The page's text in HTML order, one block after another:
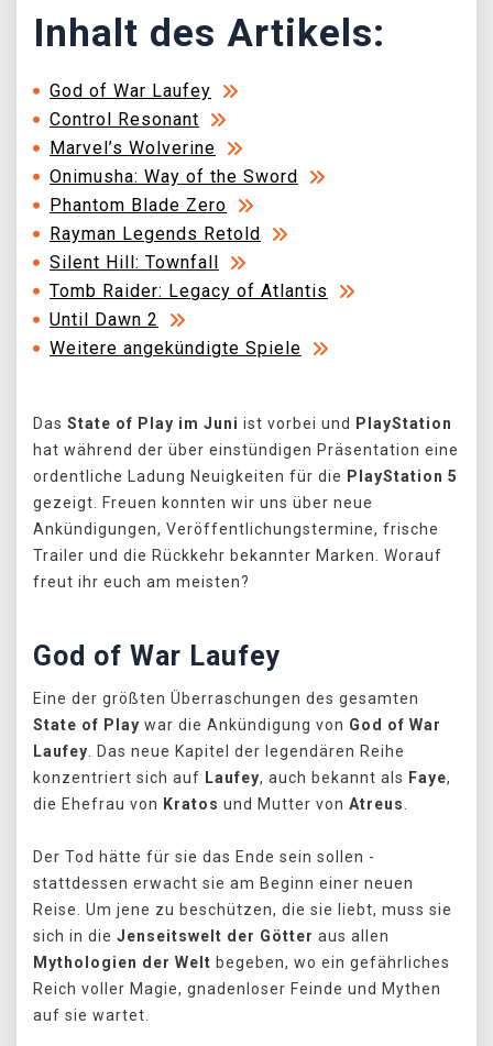
Inhalt des Artikels:
God of War Laufey
Control Resonant
Marvel’s Wolverine
Onimusha: Way of the Sword
Phantom Blade Zero
Rayman Legends Retold
Silent Hill: Townfall
Tomb Raider: Legacy of Atlantis
Until Dawn 2
Weitere angekündigte Spiele
Das State of Play im Juni ist vorbei und
PlayStation
hat während der über einstündigen Präsentation eine
ordentliche Ladung Neuigkeiten für die PlayStation 5
gezeigt. Freuen konnten wir uns über neue
Ankündigungen, Veröffentlichungstermine, frische
Trailer und die Rückkehr bekannter Marken. Worauf
freut ihr euch am meisten?
God of War Laufey
Eine der größten Überraschungen des gesamten
State of Play war die Ankündigung von God of War
Laufey . Das neue Kapitel der legendären Reihe
konzentriert sich auf Laufey, auch bekannt als Faye,
die Ehefrau von Kratos und Mutter von Atreus
Der Tod hätte für sie das Ende sein sollen -
stattdessen erwacht sie am Beginn einer neuen
Reise. Um jene zu beschützen, die sie liebt, muss sie
sich in die Jenseitswelt der Götter aus allen
Mythologien der Welt begeben, wo ein gefährliches
Reich voller Magie, gnadenloser Feinde und Mythen
auf sie wartet.